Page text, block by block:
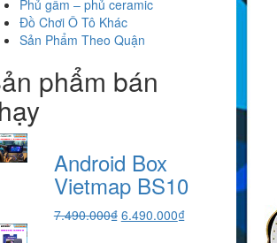
Phủ gầm – phủ ceramic
Đồ Chơi Ô Tô Khác
Sản Phẩm Theo Quận
phẩm bán
Android Box
Vietmap BS10
7.490.000₫ Giá
6.490.000₫Giá